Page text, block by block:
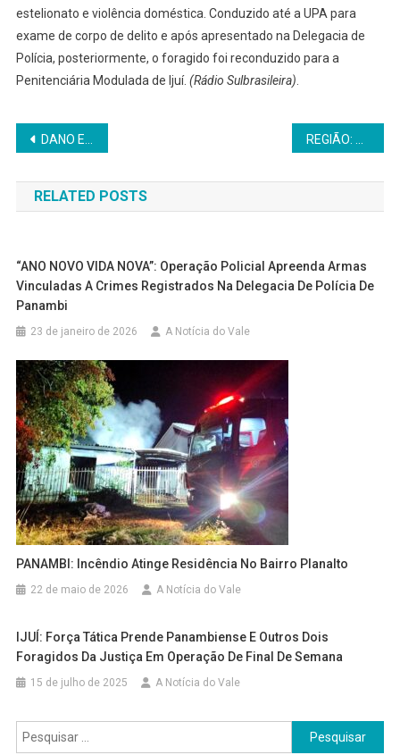
estelionato e violência doméstica. Conduzido até a UPA para
exame de corpo de delito e após apresentado na Delegacia de
Polícia, posteriormente, o foragido foi reconduzido para a
Penitenciária Modulada de Ijuí. (Rádio Sulbrasileira).
Navegação
de
Post
DANO E FURTO QUALIFICADO: Polícia Civil de Panambi elucida crimes em escola municipal, indiciando adolescentes infratores REGIÃO: Polícia Civil cumpre mandados de busca em Erval Seco e Dois irmãos das Missões
RELATED POSTS
“ANO NOVO VIDA NOVA”: Operação Policial Apreenda Armas
Vinculadas A Crimes Registrados Na Delegacia De Polícia De
Panambi
23 de janeiro de 2026 A Notícia do Vale
PANAMBI: Incêndio Atinge Residência No Bairro Planalto
22 de maio de 2026 A Notícia do Vale
IJUÍ: Força Tática Prende Panambiense E Outros Dois
Foragidos Da Justiça Em Operação De Final De Semana
15 de julho de 2025 A Notícia do Vale
Pesquisar